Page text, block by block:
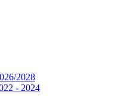
2028
- 2024